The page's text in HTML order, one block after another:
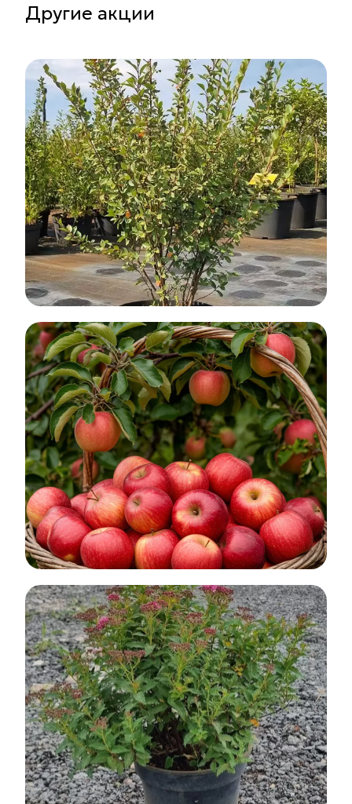
Другие акции
Акция: Скидка 50% на всю клубнику и
35% на растения в контейнерах
До конца августа 2026 г.
Акция: Скидка 30% на 3-х летние
яблони
с 1 по 31 июля